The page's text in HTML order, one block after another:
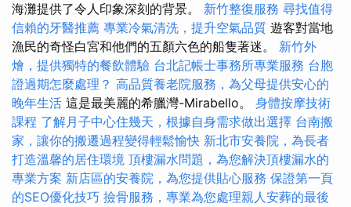
海灘提供了令人印象深刻的背景。 新竹整復服務 尋找值得
信賴的牙醫推薦 專業冷氣清洗，提升空氣品質 遊客對當地
漁民的奇怪白宮和他們的五顏六色的船隻著迷。 新竹外
燴，提供獨特的餐飲體驗 台北記帳士事務所專業服務 台胞
證過期怎麼處理？ 高品質養老院服務，為父母提供安心的
晚年生活 這是最美麗的希臘灣-Mirabello。 身體按摩技術
課程 了解月子中心住幾天，根據自身需求做出選擇 台南搬
家，讓你的搬遷過程變得輕鬆愉快 新北市安養院，為長者
打造溫馨的居住環境 頂樓漏水問題，為您解決頂樓漏水的
專業方案 新店區的安養院，為您提供貼心服務 保證第一頁
的SEO優化技巧 撿骨服務，專業為您處理親人安葬的最後